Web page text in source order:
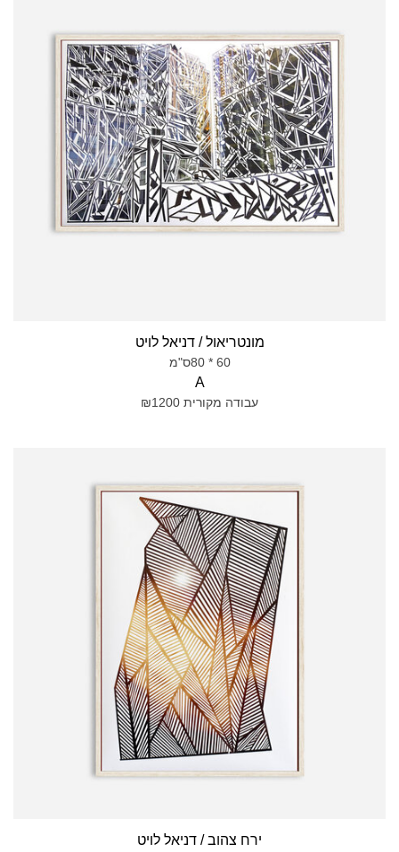
מונטריאול / דניאל לויט
60 * 80ס"מ
A
עבודה מקורית ₪1200
ירח צהוב / דניאל לויט